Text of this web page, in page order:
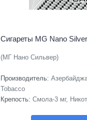
Сигареты MG Nano Silver
(МГ Нано Сильвер)
Производитель:
Tobacco
Крепость: Смола-3 мг,